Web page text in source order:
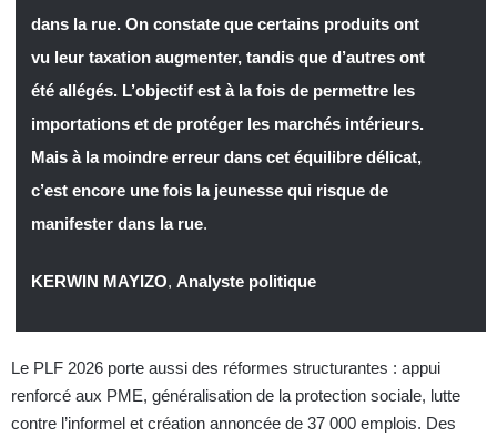
dans la rue. On constate que certains produits ont
vu leur taxation augmenter, tandis que d’autres ont
été allégés. L’objectif est à la fois de permettre les
importations et de protéger les marchés intérieurs.
Mais à la moindre erreur dans cet équilibre délicat,
c’est encore une fois la jeunesse qui risque de
manifester dans la rue.
KERWIN MAYIZO, Analyste politique
Le PLF 2026 porte aussi des réformes structurantes : appui
renforcé aux PME, généralisation de la protection sociale, lutte
contre l’informel et création annoncée de 37 000 emplois. Des